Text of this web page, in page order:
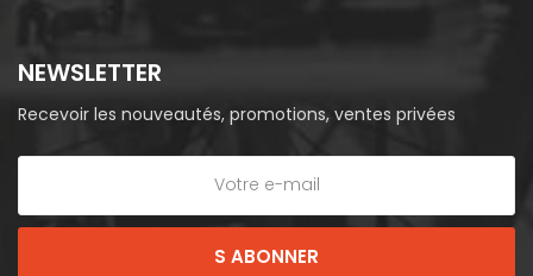
NEWSLETTER
Recevoir les nouveautés, promotions, ventes privées
S ABONNER